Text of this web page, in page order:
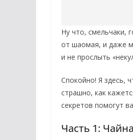
Ну что, смельчаки,
от шаомая, и даже
и не прослыть
Спокойно! Я здесь,
страшно, как
секретов помогут
Часть 1: